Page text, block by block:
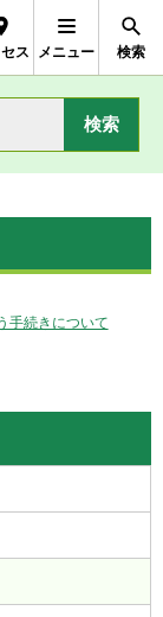
ス メニュー 検索
手続きについて